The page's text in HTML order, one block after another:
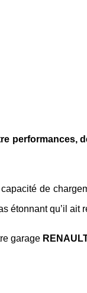
performances,
de
étonnant qu’il ait
garage